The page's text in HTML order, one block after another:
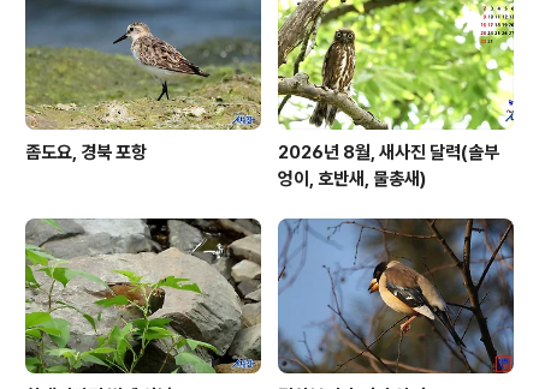
좀도요, 경북 포항
2026년 8월, 새사진 달력(솔부
엉이, 호반새, 물총새)